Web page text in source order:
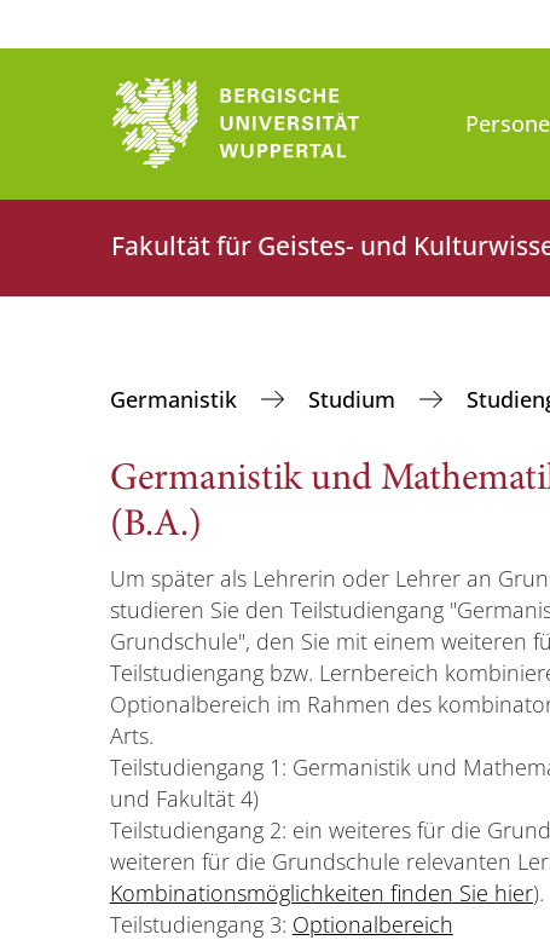
Fakultät für Geistes- und
Germanistik Studium
Germanistik und
(B.A.)
Um später als Lehrerin oder Lehrer an
studieren Sie den Teilstudiengang
Grundschule", den Sie mit einem weiteren
Teilstudiengang bzw. Lernbereich
Optionalbereich im Rahmen des
Arts.
Teilstudiengang 1: Germanistik und
und Fakultät 4)
Teilstudiengang 2: ein weiteres für die
weiteren für die Grundschule relevanten
Kombinationsmöglichkeiten finden Sie hier).
Teilstudiengang 3: Optionalbereich